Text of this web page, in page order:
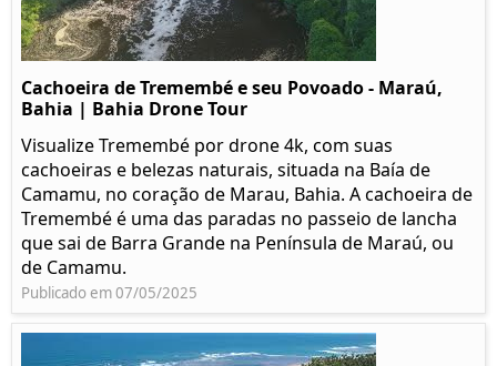
Cachoeira de Tremembé e seu Povoado - Maraú,
Bahia | Bahia Drone Tour
Visualize Tremembé por drone 4k, com suas
cachoeiras e belezas naturais, situada na Baía de
Camamu, no coração de Marau, Bahia. A cachoeira de
Tremembé é uma das paradas no passeio de lancha
que sai de Barra Grande na Península de Maraú, ou
de Camamu.
Publicado em 07/05/2025